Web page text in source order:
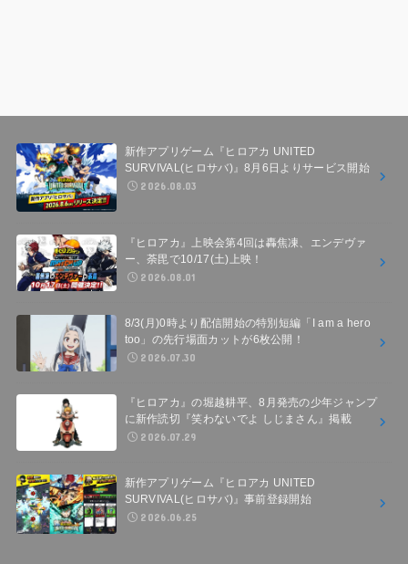
新作アプリゲーム『ヒロアカ UNITED
SURVIVAL(ヒロサバ)』8月6日よりサービス開始
2026.08.03
『ヒロアカ』上映会第4回は轟焦凍、エンデヴァ
ー、荼毘で10/17(土)上映！
2026.08.01
8/3(月)0時より配信開始の特別短編「I am a hero
too」の先行場面カットが6枚公開！
2026.07.30
『ヒロアカ』の堀越耕平、8月発売の少年ジャンプ
に新作読切『笑わないでよ しじまさん』掲載
2026.07.29
新作アプリゲーム『ヒロアカ UNITED
SURVIVAL(ヒロサバ)』事前登録開始
2026.06.25